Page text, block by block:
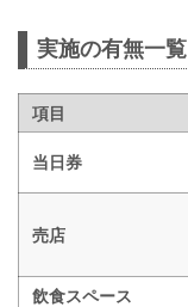
実施の有無一覧
項目
当日券
売店
飲食スペース